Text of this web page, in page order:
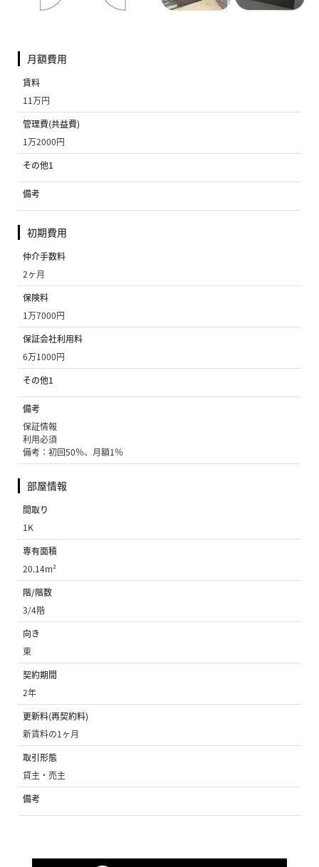
月額費用
賃料
11万円
管理費(共益費)
1万2000円
その他1
備考
初期費用
仲介手数料
2ヶ月
保険料
1万7000円
保証会社利用料
6万1000円
その他1
備考
保証情報
利用必須
備考：初回50％、月額1％
部屋情報
間取り
1K
専有面積
20.14m²
階/階数
3/4階
向き
東
契約期間
2年
更新料(再契約料)
新賃料の1ヶ月
取引形態
貸主・売主
備考